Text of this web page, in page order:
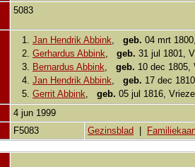
5083
1. Jan Hendrik Abbink, geb. 04 mrt
2. Gerhardus Abbink, geb. 31 jul 1801,
3. Bernardus Abbink, geb. 10 dec 1805,
4. Jan Hendrik Abbink, geb. 17 dec
5. Gerrit Abbink, geb. 05 jul 1816,
4 jun 1999
F5083 Gezinsblad